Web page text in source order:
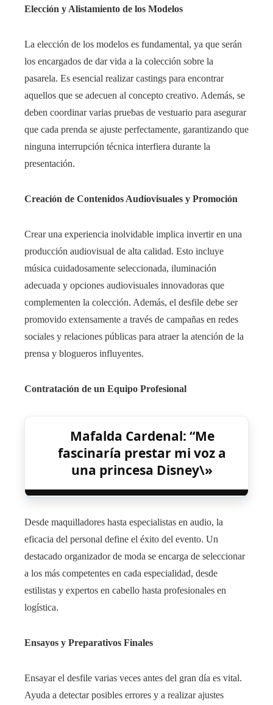
Elección y Alistamiento de los Modelos
La elección de los modelos es fundamental, ya que serán
los encargados de dar vida a la colección sobre la
pasarela. Es esencial realizar castings para encontrar
aquellos que se adecuen al concepto creativo. Además, se
deben coordinar varias pruebas de vestuario para asegurar
que cada prenda se ajuste perfectamente, garantizando que
ninguna interrupción técnica interfiera durante la
presentación.
Creación de Contenidos Audiovisuales y Promoción
Crear una experiencia inolvidable implica invertir en una
producción audiovisual de alta calidad. Esto incluye
música cuidadosamente seleccionada, iluminación
adecuada y opciones audiovisuales innovadoras que
complementen la colección. Además, el desfile debe ser
promovido extensamente a través de campañas en redes
sociales y relaciones públicas para atraer la atención de la
prensa y blogueros influyentes.
Contratación de un Equipo Profesional
Mafalda Cardenal: “Me
fascinaría prestar mi voz a
una princesa Disney\»
Desde maquilladores hasta especialistas en audio, la
eficacia del personal define el éxito del evento. Un
destacado organizador de moda se encarga de seleccionar
a los más competentes en cada especialidad, desde
estilistas y expertos en cabello hasta profesionales en
logística.
Ensayos y Preparativos Finales
Ensayar el desfile varias veces antes del gran día es vital.
Ayuda a detectar posibles errores y a realizar ajustes